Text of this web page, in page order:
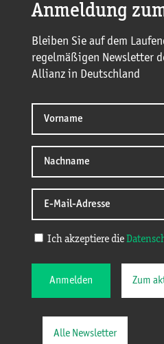
Anmeldung
Bleiben Sie auf dem
regelmäßigen Newsletter
Allianz in Deutschland
Ich akzeptiere die
Anmelden Zum
Alle Newsletter